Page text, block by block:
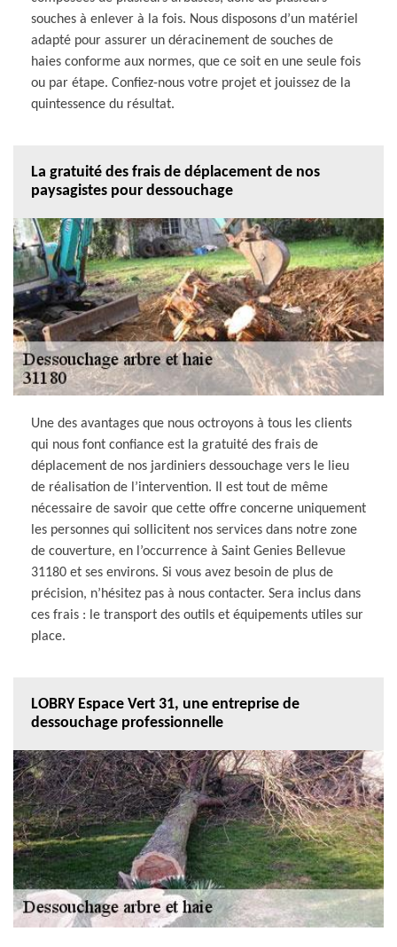
souches à enlever à la fois. Nous disposons d’un matériel
adapté pour assurer un déracinement de souches de
haies conforme aux normes, que ce soit en une seule fois
ou par étape. Confiez-nous votre projet et jouissez de la
quintessence du résultat.
La gratuité des frais de déplacement de nos
paysagistes pour dessouchage
Une des avantages que nous octroyons à tous les clients
qui nous font confiance est la gratuité des frais de
déplacement de nos jardiniers dessouchage vers le lieu
de réalisation de l’intervention. Il est tout de même
nécessaire de savoir que cette offre concerne uniquement
les personnes qui sollicitent nos services dans notre zone
de couverture, en l’occurrence à Saint Genies Bellevue
31180 et ses environs. Si vous avez besoin de plus de
précision, n’hésitez pas à nous contacter. Sera inclus dans
ces frais : le transport des outils et équipements utiles sur
place.
LOBRY Espace Vert 31, une entreprise de
dessouchage professionnelle